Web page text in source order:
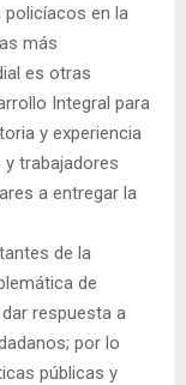
en la
más
es otras
Integral para
y experiencia
trabajadores
a entregar la
de la
de
respuesta a
por lo
públicas y